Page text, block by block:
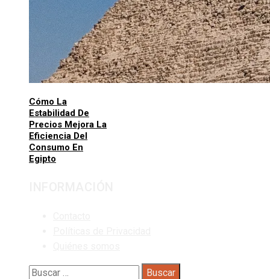
Cómo La
Estabilidad De
Precios Mejora La
Eficiencia Del
Consumo En
Egipto
Buscar: